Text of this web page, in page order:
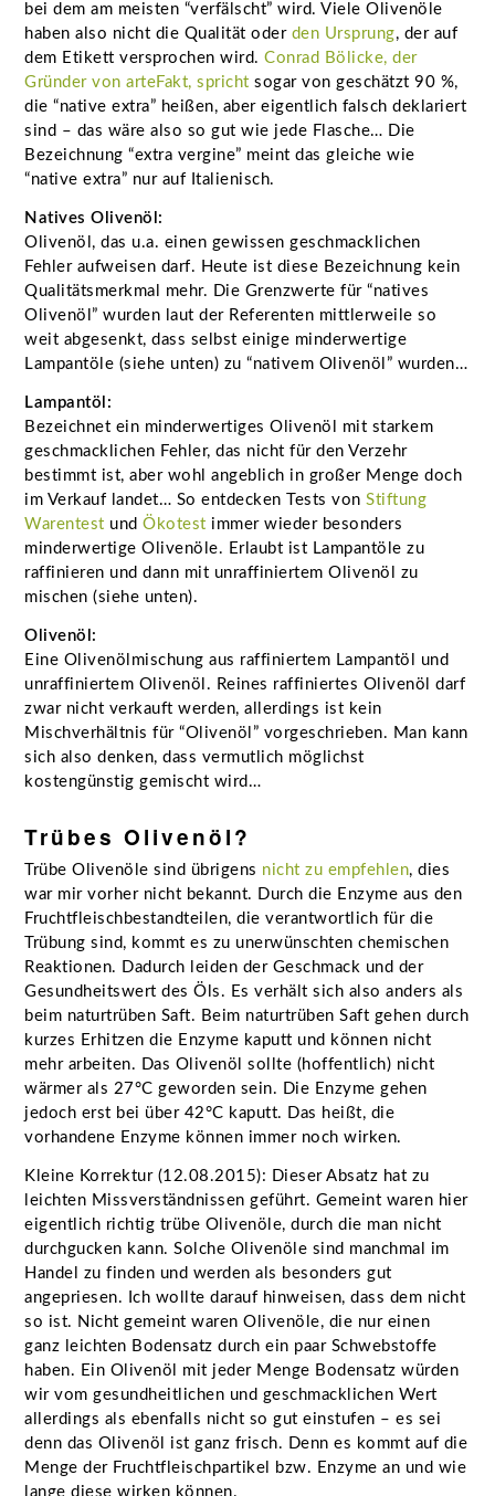
bei dem am meisten “verfälscht” wird. Viele Olivenöle
haben also nicht die Qualität oder den Ursprung, der auf
dem Etikett versprochen wird. Conrad Bölicke, der
Gründer von arteFakt, spricht sogar von geschätzt 90 %,
die “native extra” heißen, aber eigentlich falsch deklariert
sind – das wäre also so gut wie jede Flasche… Die
Bezeichnung “extra vergine” meint das gleiche wie
“native extra” nur auf Italienisch.
Natives Olivenöl:
Olivenöl, das u.a. einen gewissen geschmacklichen
Fehler aufweisen darf. Heute ist diese Bezeichnung kein
Qualitätsmerkmal mehr. Die Grenzwerte für “natives
Olivenöl” wurden laut der Referenten mittlerweile so
weit abgesenkt, dass selbst einige minderwertige
Lampantöle (siehe unten) zu “nativem Olivenöl” wurden…
Lampantöl:
Bezeichnet ein minderwertiges Olivenöl mit starkem
geschmacklichen Fehler, das nicht für den Verzehr
bestimmt ist, aber wohl angeblich in großer Menge doch
im Verkauf landet… So entdecken Tests vonStiftung
Warentest undÖkotest immer wieder besonders
minderwertige Olivenöle. Erlaubt ist Lampantöle zu
raffinieren und dann mit unraffiniertem Olivenöl zu
mischen (siehe unten).
Olivenöl:
Eine Olivenölmischung aus raffiniertem Lampantöl und
unraffiniertem Olivenöl. Reines raffiniertes Olivenöl darf
zwar nicht verkauft werden, allerdings ist kein
Mischverhältnis für “Olivenöl” vorgeschrieben. Man kann
sich also denken, dass vermutlich möglichst
kostengünstig gemischt wird…
Trübes Olivenöl?
Trübe Olivenöle sind übrigens nicht zu empfehlen, dies
war mir vorher nicht bekannt. Durch die Enzyme aus den
Fruchtfleischbestandteilen, die verantwortlich für die
Trübung sind, kommt es zu unerwünschten chemischen
Reaktionen. Dadurch leiden der Geschmack und der
Gesundheitswert des Öls. Es verhält sich also anders als
beim naturtrüben Saft. Beim naturtrüben Saft gehen durch
kurzes Erhitzen die Enzyme kaputt und können nicht
mehr arbeiten. Das Olivenöl sollte (hoffentlich) nicht
wärmer als 27°C geworden sein. Die Enzyme gehen
jedoch erst bei über 42°C kaputt. Das heißt, die
vorhandene Enzyme können immer noch wirken.
Kleine Korrektur (12.08.2015): Dieser Absatz hat zu
leichten Missverständnissen geführt. Gemeint waren hier
eigentlich richtig trübe Olivenöle, durch die man nicht
durchgucken kann. Solche Olivenöle sind manchmal im
Handel zu finden und werden als besonders gut
angepriesen. Ich wollte darauf hinweisen, dass dem nicht
so ist. Nicht gemeint waren Olivenöle, die nur einen
ganz leichten Bodensatz durch ein paar Schwebstoffe
haben. Ein Olivenöl mit jeder Menge Bodensatz würden
wir vom gesundheitlichen und geschmacklichen Wert
allerdings als ebenfalls nicht so gut einstufen – es sei
denn das Olivenöl ist ganz frisch. Denn es kommt auf die
Menge der Fruchtfleischpartikel bzw. Enzyme an und wie
lange diese wirken können.